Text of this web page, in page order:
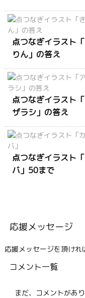
点つなぎイラスト
りん」の答え
点つなぎイラスト
ザラシ」の答え
点つなぎイラスト
バ」50まで
応援メッセージ
応援メッセージを頂け
コメント一覧
まだ、コメントがあ